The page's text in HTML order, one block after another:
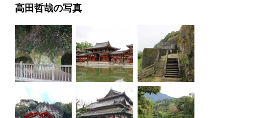
高田哲哉の写真